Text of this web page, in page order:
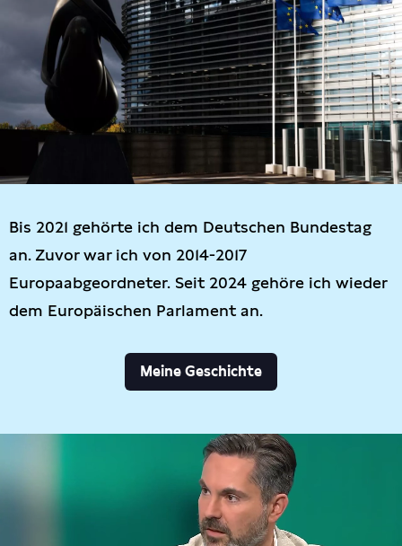
Bis 2021 gehörte ich dem Deutschen Bundestag
an. Zuvor war ich von 2014-2017
Europaabgeordneter. Seit 2024 gehöre ich wieder
dem Europäischen Parlament an.
Meine Geschichte